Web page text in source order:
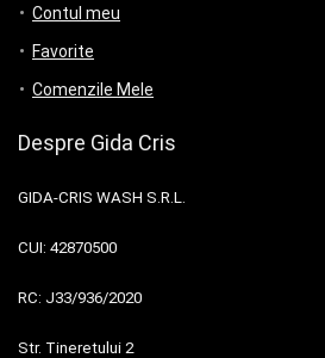
Contul meu
Favorite
Comenzile Mele
Despre Gida Cris
GIDA-CRIS WASH S.R.L.
CUI: 42870500
RC: J33/936/2020
Str. Tineretului 2